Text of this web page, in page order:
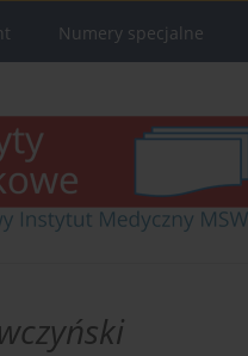
Numery specjalne